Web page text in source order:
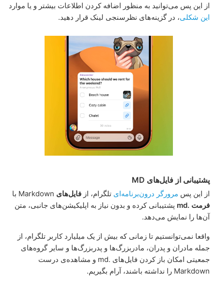
از این پس می‌توانید به منظور اضافه کردن اطلاعات بیشتر و یا موارد
این شکلی، در گزینه‌های نظرسنجی لینک قرار دهید.
پشتیبانی از فایل‌های MD
از این پس مرورگر درون‌برنامه‌ای تلگرام، از فایل‌های Markdown با
فرمت .md
پشتیبانی کرده و بدون نیاز به اپلیکیشن‌های جانبی، متن
آن‌ها را نمایش می‌دهد.
واقعا نمی‌توانستیم تا زمانی که بیش از یک میلیارد کاربر تلگرام، از
جمله مادران و پدران، مادربزرگ‌ها و پدربزرگ‌ها و سایر گروه‌های
جمعیتی امکان باز کردن فایل‌های .md و مشاهده‌ی درست
Markdown را نداشته باشند، آرام بگیریم.